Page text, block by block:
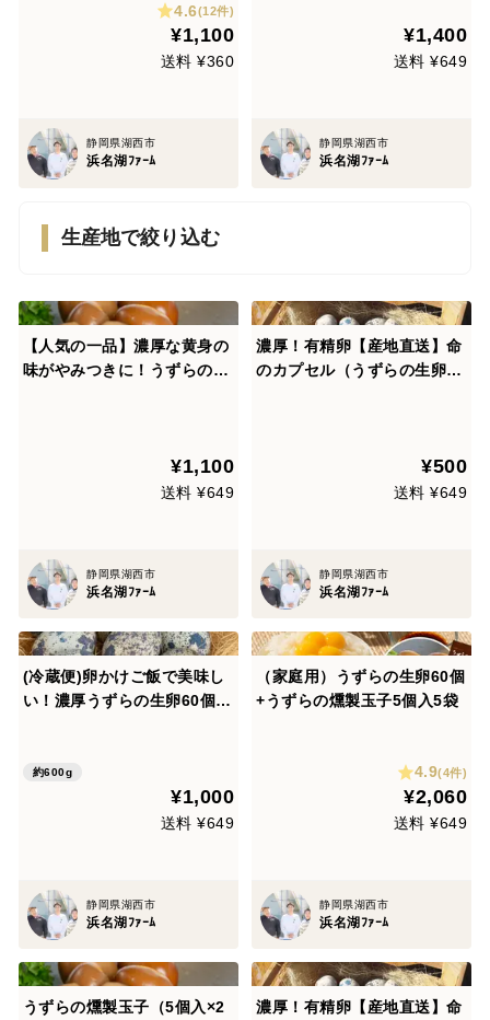
4.6(12件)
¥1,100
送料 ¥360
静岡県湖西市
浜名湖ﾌｧｰﾑ
¥1,400
送料 ¥649
静岡県湖西市
浜名湖ﾌｧｰﾑ
【人気の一品】濃厚な黄身の
味がやみつきに！うずらの燻
¥1,100
送料 ¥649
静岡県湖西市
浜名湖ﾌｧｰﾑ
濃厚！有精卵【産地直送】命
のカプセル（うずらの生卵）
¥500
送料 ¥649
静岡県湖西市
浜名湖ﾌｧｰﾑ
(冷蔵便)卵かけご飯で美味し
い！濃厚うずらの生卵60個
約600g
¥1,000
送料 ¥649
静岡県湖西市
浜名湖ﾌｧｰﾑ
（家庭用）うずらの生卵60個
+うずらの燻製玉子5個入5袋
4.9(4件)
¥2,060
送料 ¥649
静岡県湖西市
浜名湖ﾌｧｰﾑ
うずらの燻製玉子（5個入×2
濃厚！有精卵【産地直送】命
生産地で絞り込む